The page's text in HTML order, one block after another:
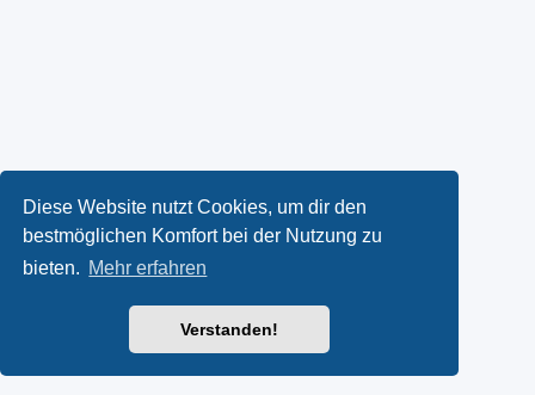
Diese Website nutzt Cookies, um dir den
bestmöglichen Komfort bei der Nutzung zu
bieten. Mehr erfahren
Verstanden!